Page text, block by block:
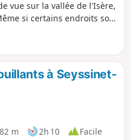
vue sur la vallée de l'Isère,
si certains endroits sont
la vue.
à Seyssinet-
m 2h 10
Facile